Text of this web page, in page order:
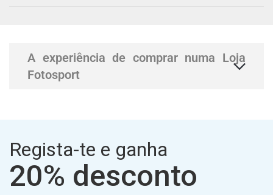
A experiência de comprar numa Loja
Fotosport
Regista-te e ganha
20% desconto